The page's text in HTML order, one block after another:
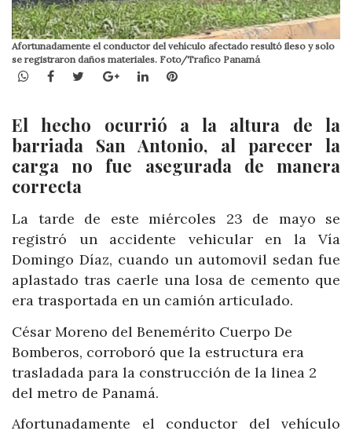
Afortunadamente el conductor del vehículo afectado resultó ileso y solo
se registraron daños materiales. Foto/Trafico Panamá
WhatsApp
Facebook
TwitterGoogle+LinkedInPinterest
El hecho ocurrió a la altura de la
barriada San Antonio, al parecer la
carga no fue asegurada de manera
correcta
La tarde de este miércoles 23 de mayo se
registró un accidente vehicular en la Vía
Domingo Díaz, cuando un automovil sedan fue
aplastado tras caerle una losa de cemento que
era trasportada en un camión articulado.
César Moreno del Benemérito Cuerpo De
Bomberos, corroboró que la estructura era
trasladada para la construcción de la linea 2
del metro de Panamá.
Afortunadamente el conductor del vehículo